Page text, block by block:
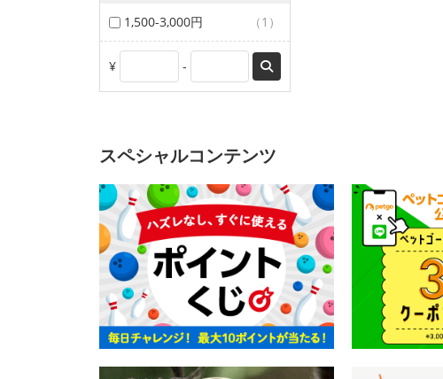
1,500-3,000円 （1）
¥ -
スペシャルコンテンツ